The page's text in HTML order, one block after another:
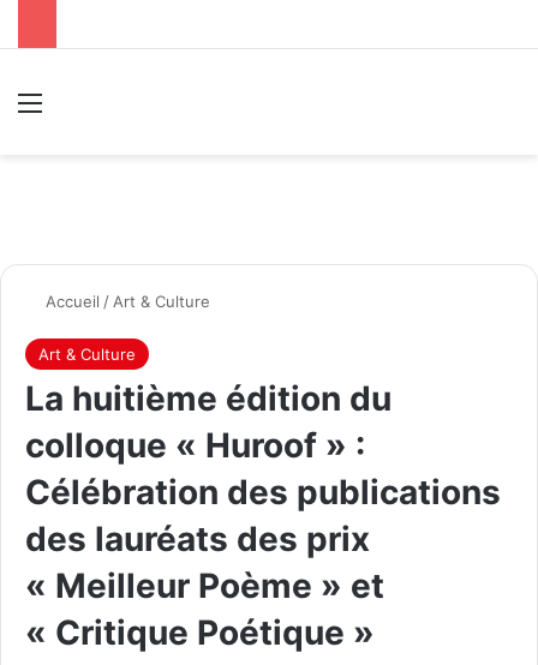
Accueil / Art & Culture
Art & Culture
La huitième édition du
colloque « Huroof » :
Célébration des publications
des lauréats des prix
« Meilleur Poème » et
« Critique Poétique »